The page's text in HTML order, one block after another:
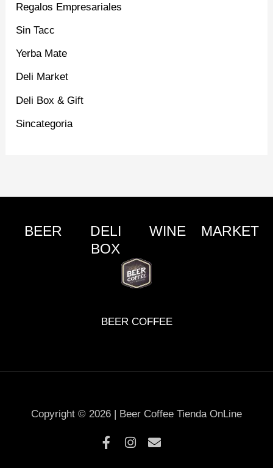
Regalos Empresariales
Sin Tacc
Yerba Mate
Deli Market
Deli Box & Gift
Sincategoria
BEER
DELI
BOX
WINE MARKET
BEER COFFEE
Copyright © 2026 | Beer Coffee Tienda OnLine